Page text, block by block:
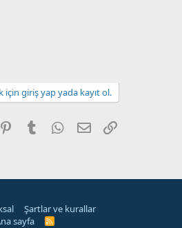
için giriş yap yada kayıt ol.
PinterestTumblr WhatsApp
E-posta
Şartlar ve kurallar
sayfa
R